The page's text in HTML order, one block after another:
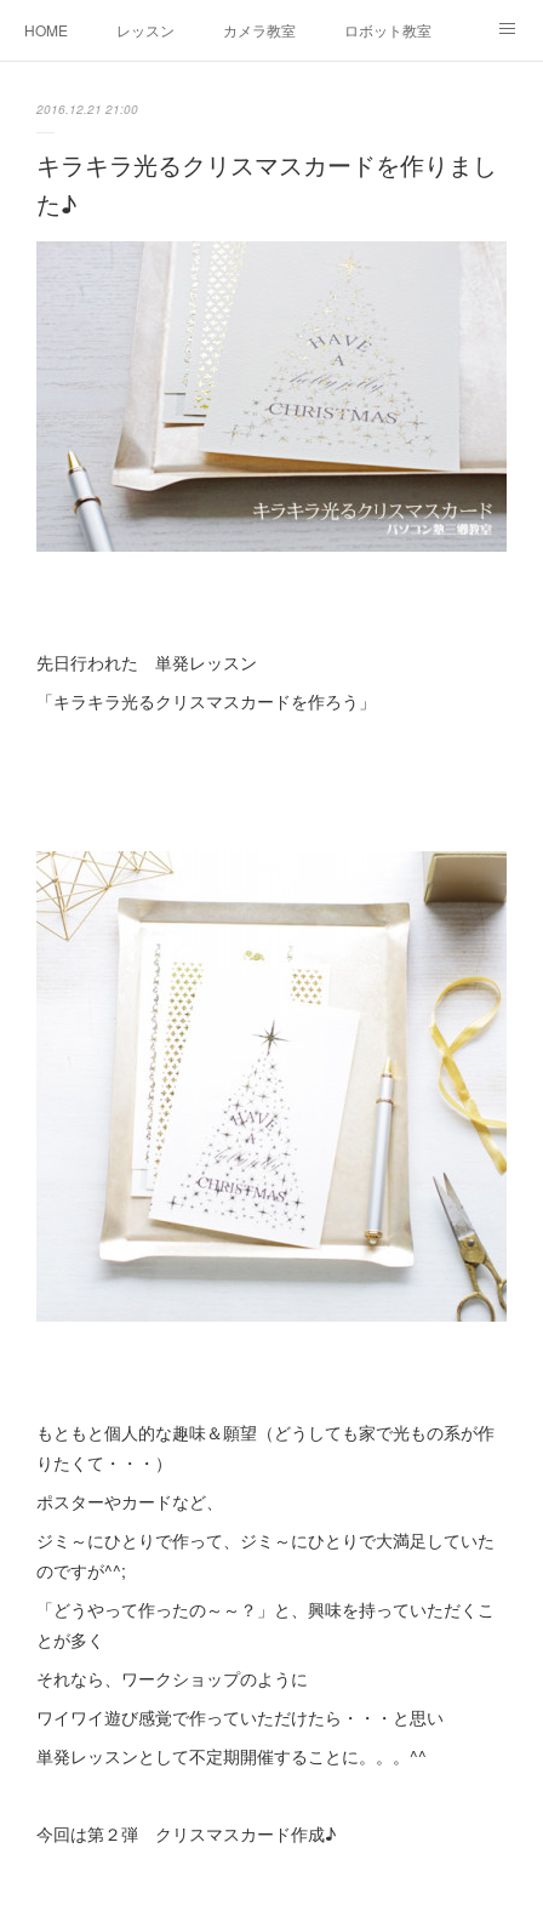
HOME レッスン カメラ教室 ロボット教室
2016.12.21 21:00
キラキラ光るクリスマスカードを作りまし
た♪
先日行われた 単発レッスン
「キラキラ光るクリスマスカードを作ろう」
もともと個人的な趣味＆願望（どうしても家で光もの系が作
りたくて・・・）
ポスターやカードなど、
ジミ～にひとりで作って、ジミ～にひとりで大満足していた
のですが^^;
「どうやって作ったの～～？」と、興味を持っていただくこ
とが多く
それなら、ワークショップのように
ワイワイ遊び感覚で作っていただけたら・・・と思い
単発レッスンとして不定期開催することに。。。^^
今回は第２弾 クリスマスカード作成♪